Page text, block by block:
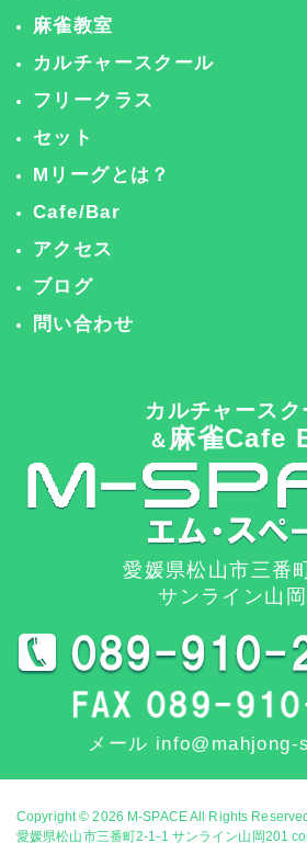
麻雀教室
カルチャースクール
フリークラス
セット
Mリーグとは？
Cafe/Bar
アクセス
ブログ
問い合わせ
カルチャースク
＆ 麻雀Cafe
愛媛県松山市三番
サンライン山
メール info@mahjong-
Copyright © 2026 M-SPACEAll Rights
愛媛県松山市三番町2-1-1 サンライン山岡201